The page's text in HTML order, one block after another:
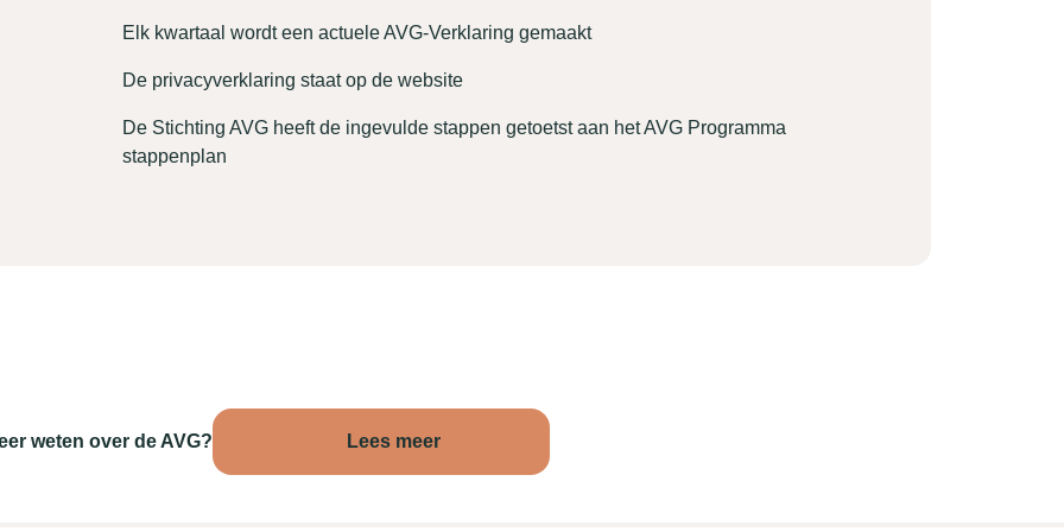
Elk kwartaal wordt een actuele AVG-Verklaring gemaakt
De privacyverklaring staat op de website
De Stichting AVG heeft de ingevulde stappen getoetst aan het AVG Programma
stappenplan
weten over de AVG? Lees meer